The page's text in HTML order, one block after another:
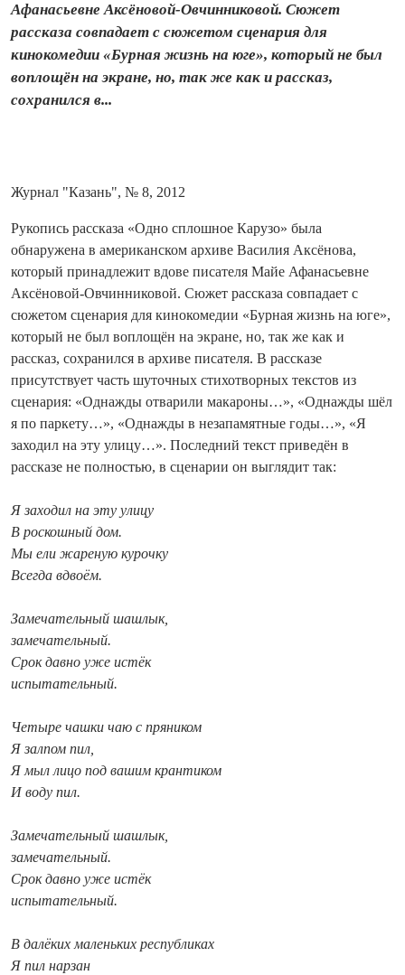
Афанасьевне Аксёновой-Овчинниковой. Сюжет
рассказа совпадает с сюжетом сценария для
кинокомедии «Бурная жизнь на юге», который не был
воплощён на экране, но, так же как и рассказ,
сохранился в...
Журнал "Казань", № 8, 2012
Рукопись рассказа «Одно сплошное Карузо» была
обнаружена в американском архиве Василия Аксёнова,
который принадлежит вдове писателя Майе Афанасьевне
Аксёновой-Овчинниковой. Сюжет рассказа совпадает с
сюжетом сценария для кинокомедии «Бурная жизнь на юге»,
который не был воплощён на экране, но, так же как и
рассказ, сохранился в архиве писателя. В рассказе
присутствует часть шуточных стихотворных текстов из
сценария: «Однажды отварили макароны…», «Однажды шёл
я по паркету…», «Однажды в незапамятные годы…», «Я
заходил на эту улицу…». Последний текст приведён в
рассказе не полностью, в сценарии он выглядит так:
Я заходил на эту улицу
В роскошный дом.
Мы ели жареную курочку
Всегда вдвоём.
Замечательный шашлык,
замечательный.
Срок давно уже истёк
испытательный.
Четыре чашки чаю с пряником
Я залпом пил,
Я мыл лицо под вашим крантиком
И воду пил.
Замечательный шашлык,
замечательный.
Срок давно уже истёк
испытательный.
В далёких маленьких республиках
Я пил нарзан